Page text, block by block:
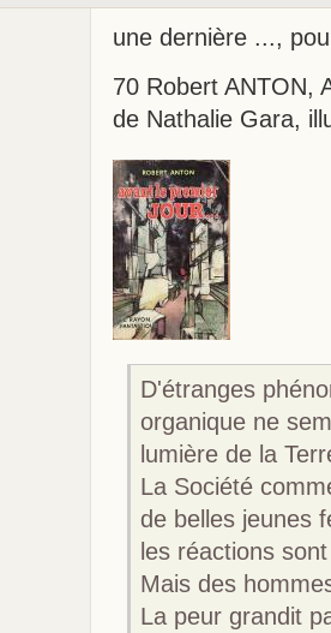
une dernière ...,
70 Robert ANTON,
de Nathalie Gara,
D'étranges
organique ne
lumière de la
La Société
de belles jeunes
les réactions
Mais des
La peur grandit